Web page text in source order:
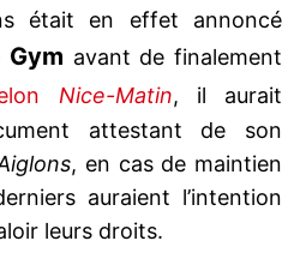
était en effet annoncé
Gym avant de finalement
Nice-Matin, il aurait
attestant de son
, en cas de maintien
auraient l’intention
leurs droits.